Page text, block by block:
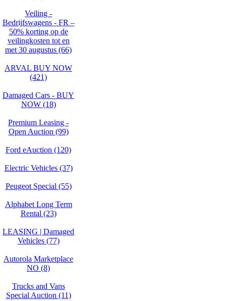
Veiling -
Bedrijfswagens - FR –
50% korting op de
veilingkosten tot en
met 30 augustus (66)
ARVAL BUY NOW
(421)
Damaged Cars - BUY
NOW (18)
Premium Leasing -
Open Auction (99)
Ford eAuction (120)
Electric Vehicles (37)
Peugeot Special (55)
Alphabet Long Term
Rental (23)
LEASING | Damaged
Vehicles (77)
Autorola Marketplace
NO (8)
Trucks and Vans
Special Auction (11)